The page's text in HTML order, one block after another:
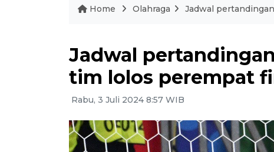
Home Olahraga Jadwal
Jadwal
tim lolos perempat
Rabu, 3 Juli 2024 8:57 WIB